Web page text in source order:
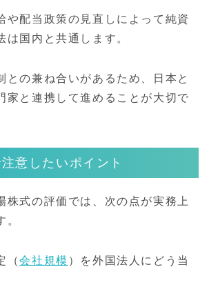
や配当政策の見直しによって純資
は国内と共通します。
との兼ね合いがあるため、日本と
家と連携して進めることが大切で
意したいポイント
株式の評価では、次の点が実務上
。
（会社規模 ）を外国法人にどう当